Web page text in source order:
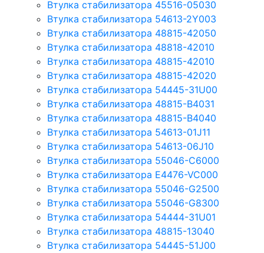
Втулка стабилизатора 45516-05030
Втулка стабилизатора 54613-2Y003
Втулка стабилизатора 48815-42050
Втулка стабилизатора 48818-42010
Втулка стабилизатора 48815-42010
Втулка стабилизатора 48815-42020
Втулка стабилизатора 54445-31U00
Втулка стабилизатора 48815-B4031
Втулка стабилизатора 48815-B4040
Втулка стабилизатора 54613-01J11
Втулка стабилизатора 54613-06J10
Втулка стабилизатора 55046-C6000
Втулка стабилизатора E4476-VC000
Втулка стабилизатора 55046-G2500
Втулка стабилизатора 55046-G8300
Втулка стабилизатора 54444-31U01
Втулка стабилизатора 48815-13040
Втулка стабилизатора 54445-51J00